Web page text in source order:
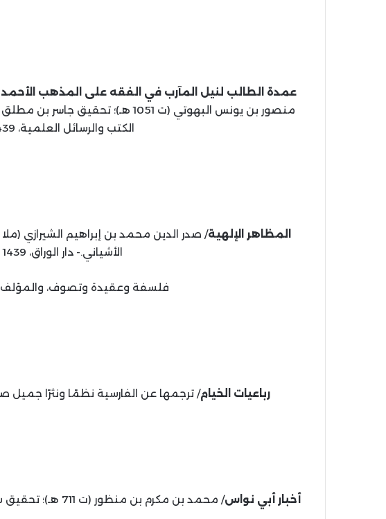
عمدة الطالب لنيل المآرب في الفقه على المذهب
الكتب والرسائل العلمية، 1439 هـ.
المظاهر الإلهية
الأشياني.- دار الوراق، 1439 هـ.
فلسفة وعقيدة وتصوف،
رباعيات الخيام/ ترجمها عن الفارسية نظمًا ونثرًا جميل صدقي
أخبار أبي نواس/ محمد بن مكرم بن منظور (ت 711 هـ)؛ تحقيق شكري محمود أحمد.- دار الوراق، 1439 هـ.